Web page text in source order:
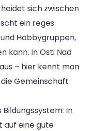
sich zwischen
ein reges
Hobbygruppen,
kann. In Osti Nad
– hier kennt man
Gemeinschaft
In
auf eine gute